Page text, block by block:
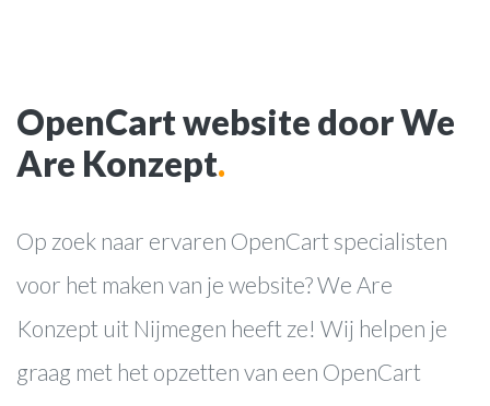
OpenCart website door We
Are Konzept.
Op zoek naar ervaren OpenCart specialisten
voor het maken van je website? We Are
Konzept uit Nijmegen heeft ze! Wij helpen je
graag met het opzetten van een OpenCart